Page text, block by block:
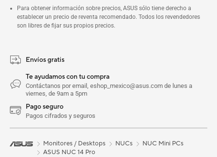
Para obtener información sobre precios, ASUS sólo tiene derecho a
establecer un precio de reventa recomendado. Todos los revendedores
son libres de fijar sus propios precios.
Envíos gratis
Te ayudamos con tu compra
Contáctanos por email, eshop_mexico@asus.com de lunes a
viernes, de 9am a 5pm
Pago seguro
Pagos cifrados y seguros
Monitores / Desktops NUCs
NUC Mini PCs
ASUS NUC 14 Pro